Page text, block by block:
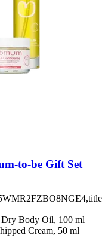
​to-​be Gift Set
Dry Body Oil, 100 ml
Cream, 50 ml